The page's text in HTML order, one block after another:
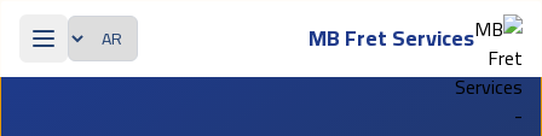
Passer au contenu principal
MB Fret Services اللغة